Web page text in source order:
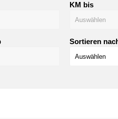
KM bis
Sortieren